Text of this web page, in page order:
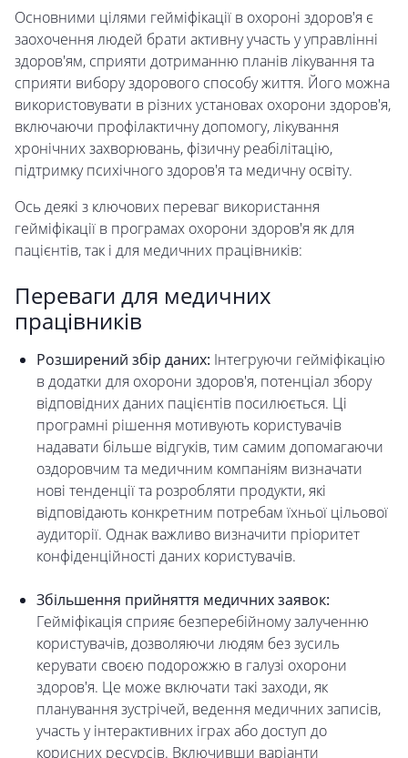
Основними цілями гейміфікації в охороні здоров'я є
заохочення людей брати активну участь у управлінні
здоров'ям, сприяти дотриманню планів лікування та
сприяти вибору здорового способу життя. Його можна
використовувати в різних установах охорони здоров'я,
включаючи профілактичну допомогу, лікування
хронічних захворювань, фізичну реабілітацію,
підтримку психічного здоров'я та медичну освіту.
Ось деякі з ключових переваг використання
гейміфікації в програмах охорони здоров'я як для
пацієнтів, так і для медичних працівників:
Переваги для медичних
працівників
Розширений збір даних: Інтегруючи гейміфікацію
в додатки для охорони здоров'я, потенціал збору
відповідних даних пацієнтів посилюється. Ці
програмні рішення мотивують користувачів
надавати більше відгуків, тим самим допомагаючи
оздоровчим та медичним компаніям визначати
нові тенденції та розробляти продукти, які
відповідають конкретним потребам їхньої цільової
аудиторії. Однак важливо визначити пріоритет
конфіденційності даних користувачів.
Збільшення прийняття медичних заявок:
Гейміфікація сприяє безперебійному залученню
користувачів, дозволяючи людям без зусиль
керувати своєю подорожжю в галузі охорони
здоров'я. Це може включати такі заходи, як
планування зустрічей, ведення медичних записів,
участь у інтерактивних іграх або доступ до
корисних ресурсів. Включивши варіанти